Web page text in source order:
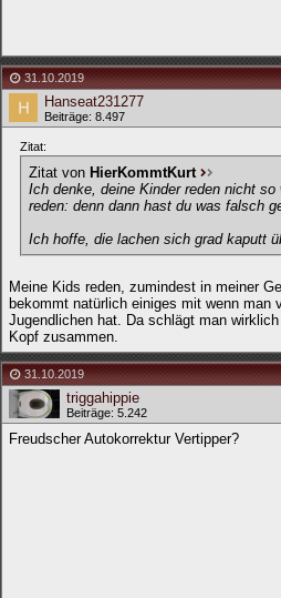
31.10.2019
Hanseat231277
Beiträge: 8.497
Zitat:
Zitat von HierKommtKurt
Ich denke, deine Kinder reden nicht
reden: denn dann hast du was falsch
Ich hoffe, die lachen sich grad kaputt
Meine Kids reden, zumindest in meiner
bekommt natürlich einiges mit wenn man
Jugendlichen hat. Da schlägt man
Kopf zusammen.
31.10.2019
triggahippie
Beiträge: 5.242
Freudscher Autokorrektur Vertipper?